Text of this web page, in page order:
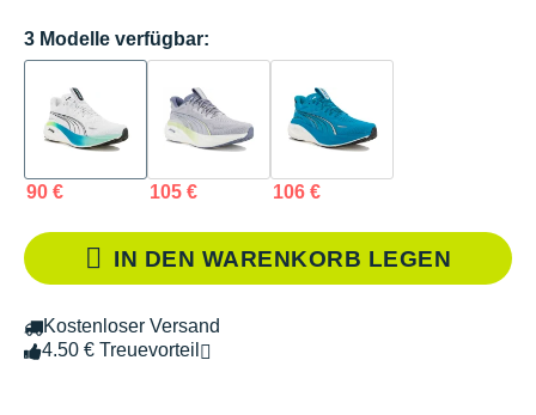
3 Modelle verfügbar:
90 € 105 € 106 €
IN DEN WARENKORB LEGEN
Kostenloser Versand
4.50 € Treuevorteil